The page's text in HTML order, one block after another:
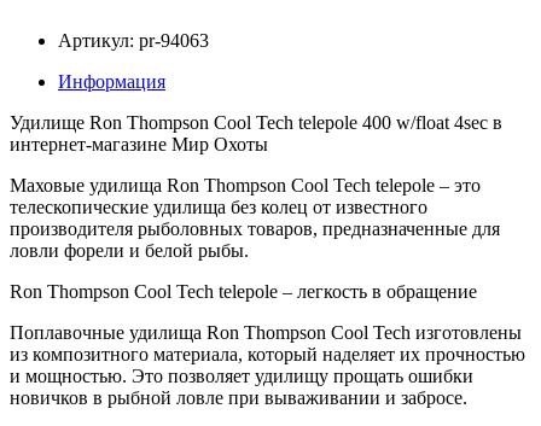
Артикул: pr-94063
Информация
Удилище Ron Thompson Cool Tech telepole 400 w/float 4sec в
интернет-магазине Мир Охоты
Маховые удилища Ron Thompson Cool Tech telepole – это
телескопические удилища без колец от известного
производителя рыболовных товаров, предназначенные для
ловли форели и белой рыбы.
Ron Thompson Cool Tech telepole – легкость в обращение
Поплавочные удилища Ron Thompson Cool Tech изготовлены
из композитного материала, который наделяет их прочностью
и мощностью. Это позволяет удилищу прощать ошибки
новичков в рыбной ловле при вываживании и забросе.